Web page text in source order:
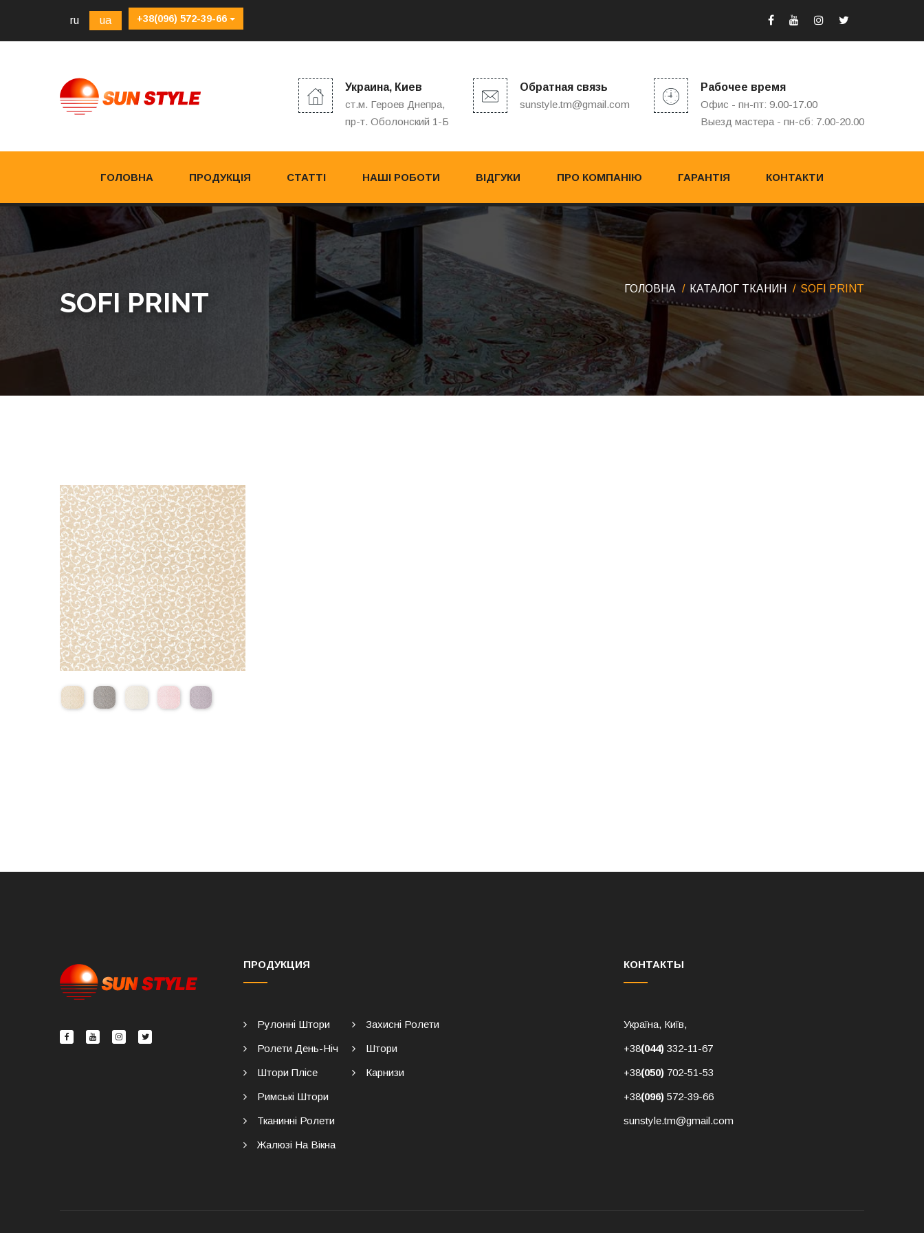
ru ua +38(096) 572-39-66
Украина, Киев
ст.м. Героев Днепра,
пр-т. Оболонский 1-Б
Обратная связь
sunstyle.tm@gmail.com
Рабочее время
Офис - пн-пт: 9.00-17.00
Выезд мастера - пн-сб: 7.00-20.00
ГОЛОВНА ПРОДУКЦІЯ СТАТТІ НАШІ РОБОТИ ВІДГУКИ ПРО КОМПАНІЮ ГАРАНТІЯ КОНТАКТИ
SOFI PRINT ГОЛОВНА КАТАЛОГ ТКАНИН SOFI PRINT
ПРОДУКЦИЯ
Рулонні Штори
Ролети День-Ніч
Штори Плісе
Римські Штори
Тканинні Ролети
Жалюзі На Вікна
Захисні Ролети
Штори
Карнизи
КОНТАКТЫ
Україна, Київ,
+38(044) 332-11-67
+38(050) 702-51-53
+38(096) 572-39-66
sunstyle.tm@gmail.com